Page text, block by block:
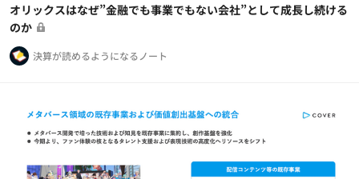
オリックスはなぜ”金融でも事業でもない会社”として成長し続ける
のか
決算が読めるようになるノート